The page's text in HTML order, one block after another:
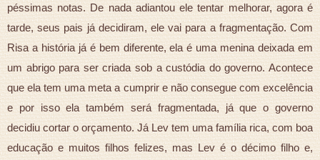
péssimas notas. De nada adiantou ele tentar melhorar, agora é
tarde, seus pais já decidiram, ele vai para a fragmentação. Com
Risa a história já é bem diferente, ela é uma menina deixada em
um abrigo para ser criada sob a custódia do governo. Acontece
que ela tem uma meta a cumprir e não consegue com excelência
e por isso ela também será fragmentada, já que o governo
decidiu cortar o orçamento. Já Lev tem uma família rica, com boa
educação e muitos filhos felizes, mas Lev é o décimo filho e,